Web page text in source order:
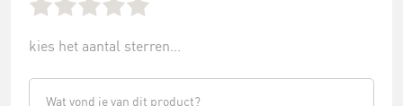
kies het aantal sterren...